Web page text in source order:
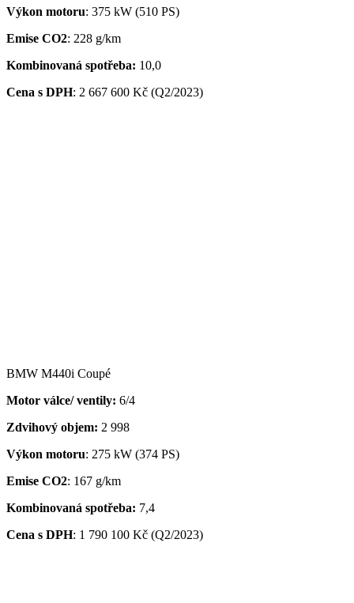
Výkon motoru: 375 kW (510 PS)
Emise CO2: 228 g/km
Kombinovaná spotřeba: 10,0
Cena s DPH: 2 667 600 Kč (Q2/2023)
BMW M440i Coupé
Motor válce/ ventily: 6/4
Zdvihový objem: 2 998
Výkon motoru: 275 kW (374 PS)
Emise CO2: 167 g/km
Kombinovaná spotřeba: 7,4
Cena s DPH: 1 790 100 Kč (Q2/2023)